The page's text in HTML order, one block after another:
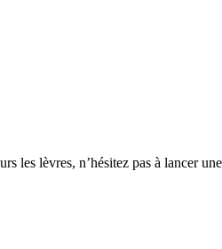
les lèvres, n’hésitez pas à lancer